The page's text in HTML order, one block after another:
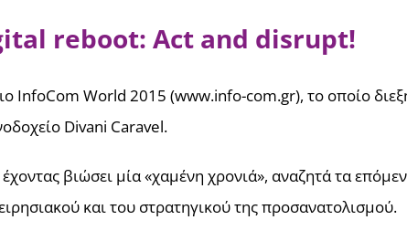
reboot: Act and disrupt!
InfoCom World 2015 (www.info-com.gr), το οποίο
Divani Caravel.
βιώσει μία «χαμένη χρονιά», αναζητά τα
και του στρατηγικού της προσανατολισμού.